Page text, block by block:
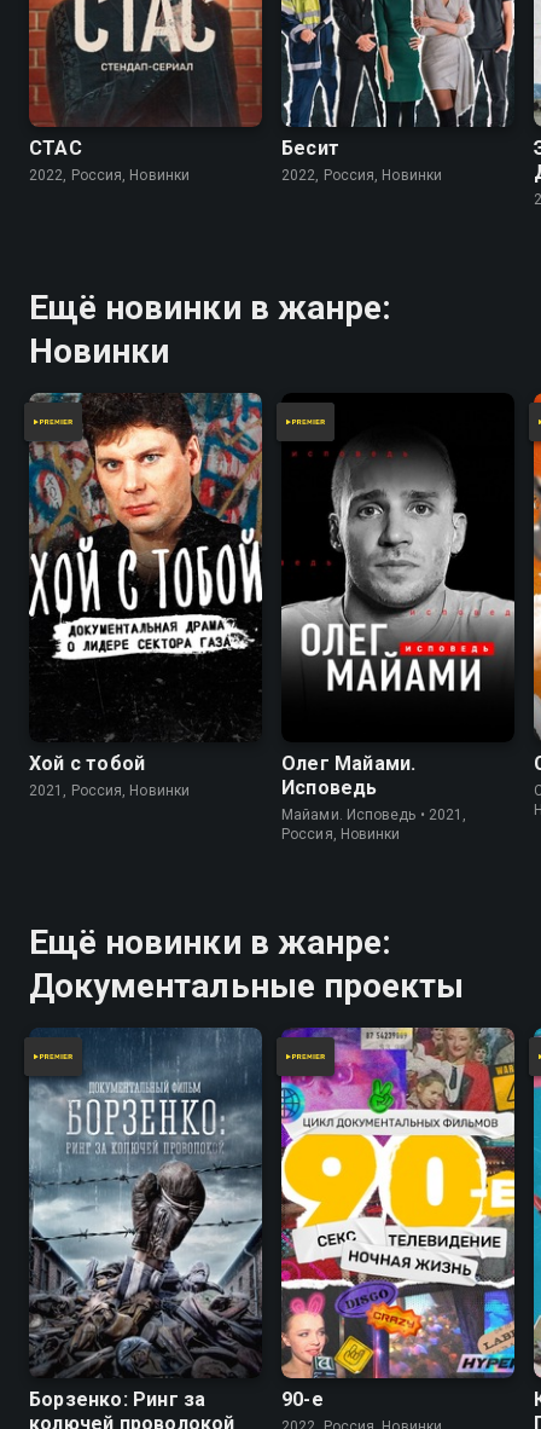
СТАС
2022, Россия, Новинки
Бесит
2022, Россия, Новинки
Ещё новинки в жанре:
Новинки
Хой с тобой
2021, Россия, Новинки
Олег Майами.
Исповедь
Майами. Исповедь • 2021,
Россия, Новинки
Ещё новинки в жанре:
Документальные проекты
Борзенко: Ринг за
колючей проволокой
90-е